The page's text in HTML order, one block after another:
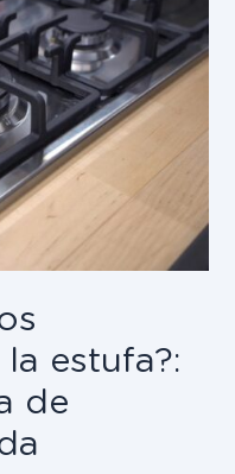
estufa?:
de